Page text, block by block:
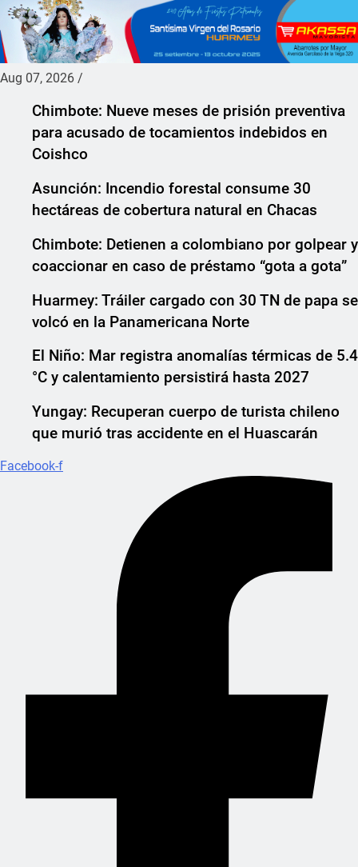
Aug 07, 2026 /
Chimbote: Nueve meses de prisión preventiva
para acusado de tocamientos indebidos en
Coishco
Asunción: Incendio forestal consume 30
hectáreas de cobertura natural en Chacas
Chimbote: Detienen a colombiano por golpear y
coaccionar en caso de préstamo “gota a gota”
Huarmey: Tráiler cargado con 30 TN de papa se
volcó en la Panamericana Norte
El Niño: Mar registra anomalías térmicas de 5.4
°C y calentamiento persistirá hasta 2027
Yungay: Recuperan cuerpo de turista chileno
que murió tras accidente en el Huascarán
Facebook-f